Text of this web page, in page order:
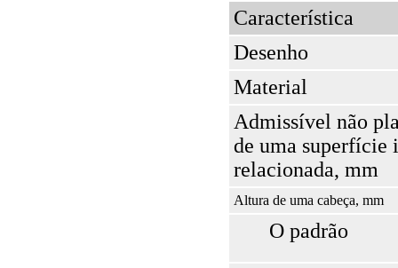
Característica
Desenho
Material
Admissível não
de uma superfície
relacionada, mm
Altura de uma cabeça, mm
O padrão